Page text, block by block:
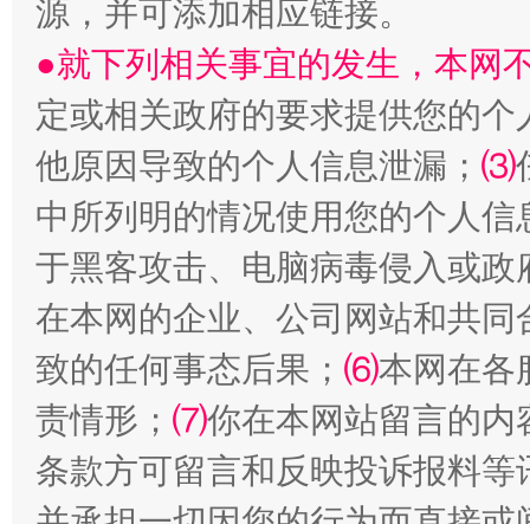
受贿1.44亿！段成刚被判无期
全民健身五年计划来了！等你上场
源，并可添加相应链接。
●就下列相关事宜的发生，本网
定或相关政府的要求提供您的个
他原因导致的个人信息泄漏； ⑶
中所列明的情况使用您的个人
于黑客攻击、电脑病毒侵入或
在本网的企业、公司网站和共
致的任何事态后果； ⑹本网在各
责情形； ⑺你在本网站留言的内
条款方可留言和反映投诉报料